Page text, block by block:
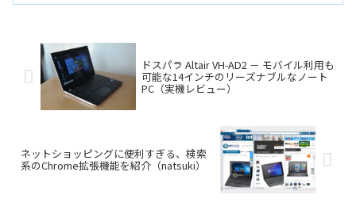
ドスパラ Altair VH-AD2 － モバイル利用も
可能な14インチのリーズナブルなノート
PC（実機レビュー）
ネットショッピングに便利すぎる、検索
系のChrome拡張機能を紹介（natsuki）